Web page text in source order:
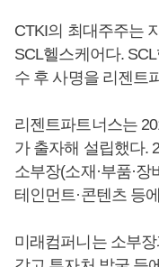
CTKI의 최대주주는
SCL헬스케어다.
수 후 사명을 리젠트
리젠트파트너스는
가 출자해 설립했다.
소부장(소재·부품·
테인먼트·콘텐츠 등
미래컴퍼니는 소부